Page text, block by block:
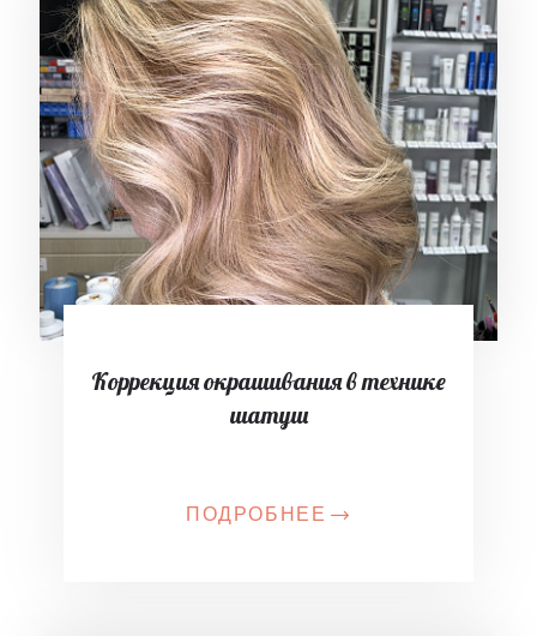
Коррекция окрашивания в технике
шатуш
ПОДРОБНЕЕ